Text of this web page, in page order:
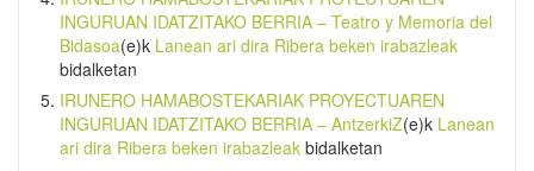
INGURUAN IDATZITAKO BERRIA – Teatro y Memoria del
Bidasoa(e)k Lanean ari dira Ribera beken irabazleak
bidalketan
IRUNERO HAMABOSTEKARIAK PROYECTUAREN
INGURUAN IDATZITAKO BERRIA – AntzerkiZ(e)k Lanean
ari dira Ribera beken irabazleak bidalketan